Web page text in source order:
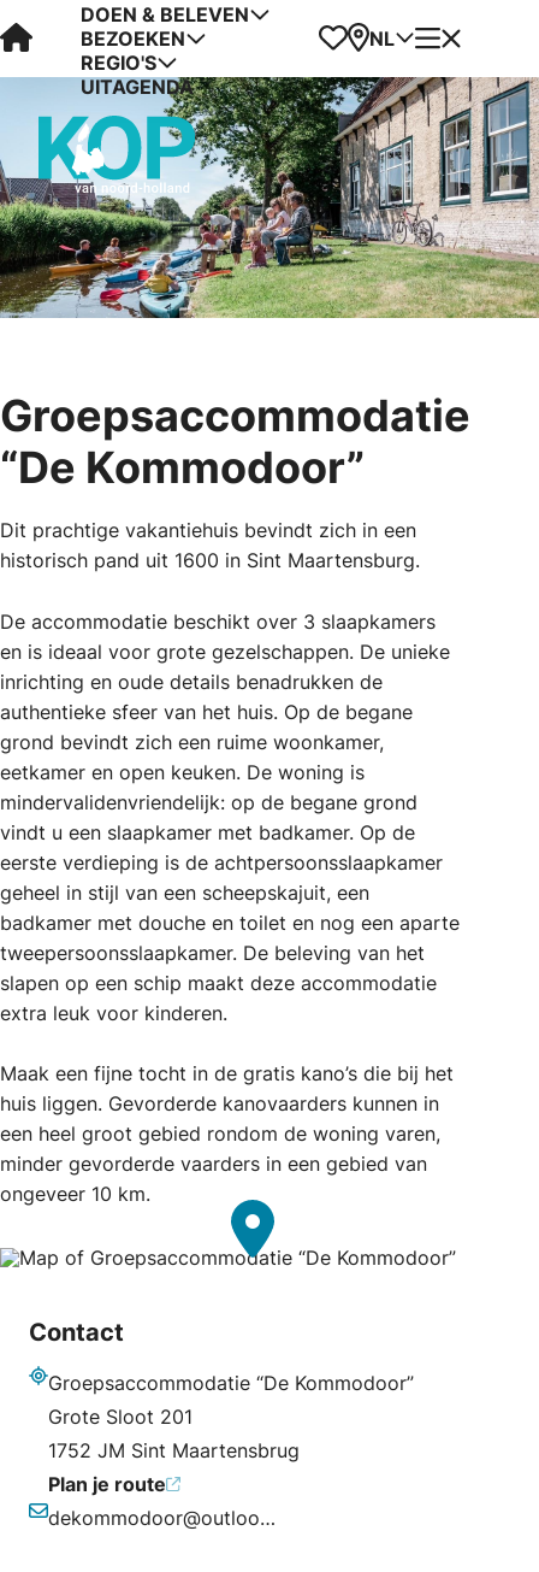
Visit Kop van Holland
DOEN & BELEVEN
BEZOEKEN
REGIO'S
UITAGENDA
Favorieten
Kaart
NL Menu
Groepsaccommodatie
“De Kommodoor”
Dit prachtige vakantiehuis bevindt zich in een
historisch pand uit 1600 in Sint Maartensburg.
De accommodatie beschikt over 3 slaapkamers
en is ideaal voor grote gezelschappen. De unieke
inrichting en oude details benadrukken de
authentieke sfeer van het huis. Op de begane
grond bevindt zich een ruime woonkamer,
eetkamer en open keuken. De woning is
mindervalidenvriendelijk: op de begane grond
vindt u een slaapkamer met badkamer. Op de
eerste verdieping is de achtpersoonsslaapkamer
geheel in stijl van een scheepskajuit, een
badkamer met douche en toilet en nog een aparte
tweepersoonsslaapkamer. De beleving van het
slapen op een schip maakt deze accommodatie
extra leuk voor kinderen.
Maak een fijne tocht in de gratis kano’s die bij het
huis liggen. Gevorderde kanovaarders kunnen in
een heel groot gebied rondom de woning varen,
minder gevorderde vaarders in een gebied van
ongeveer 10 km.
Contact
Groepsaccommodatie “De Kommodoor”
Grote Sloot 201
1752 JM Sint Maartensbrug
Plan je route
dekommodoor@outlook.com